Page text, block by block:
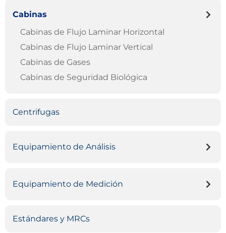
Cabinas
Cabinas de Flujo Laminar Horizontal
Cabinas de Flujo Laminar Vertical
Cabinas de Gases
Cabinas de Seguridad Biológica
Centrifugas
Equipamiento de Análisis
Equipamiento de Medición
Estándares y MRCs